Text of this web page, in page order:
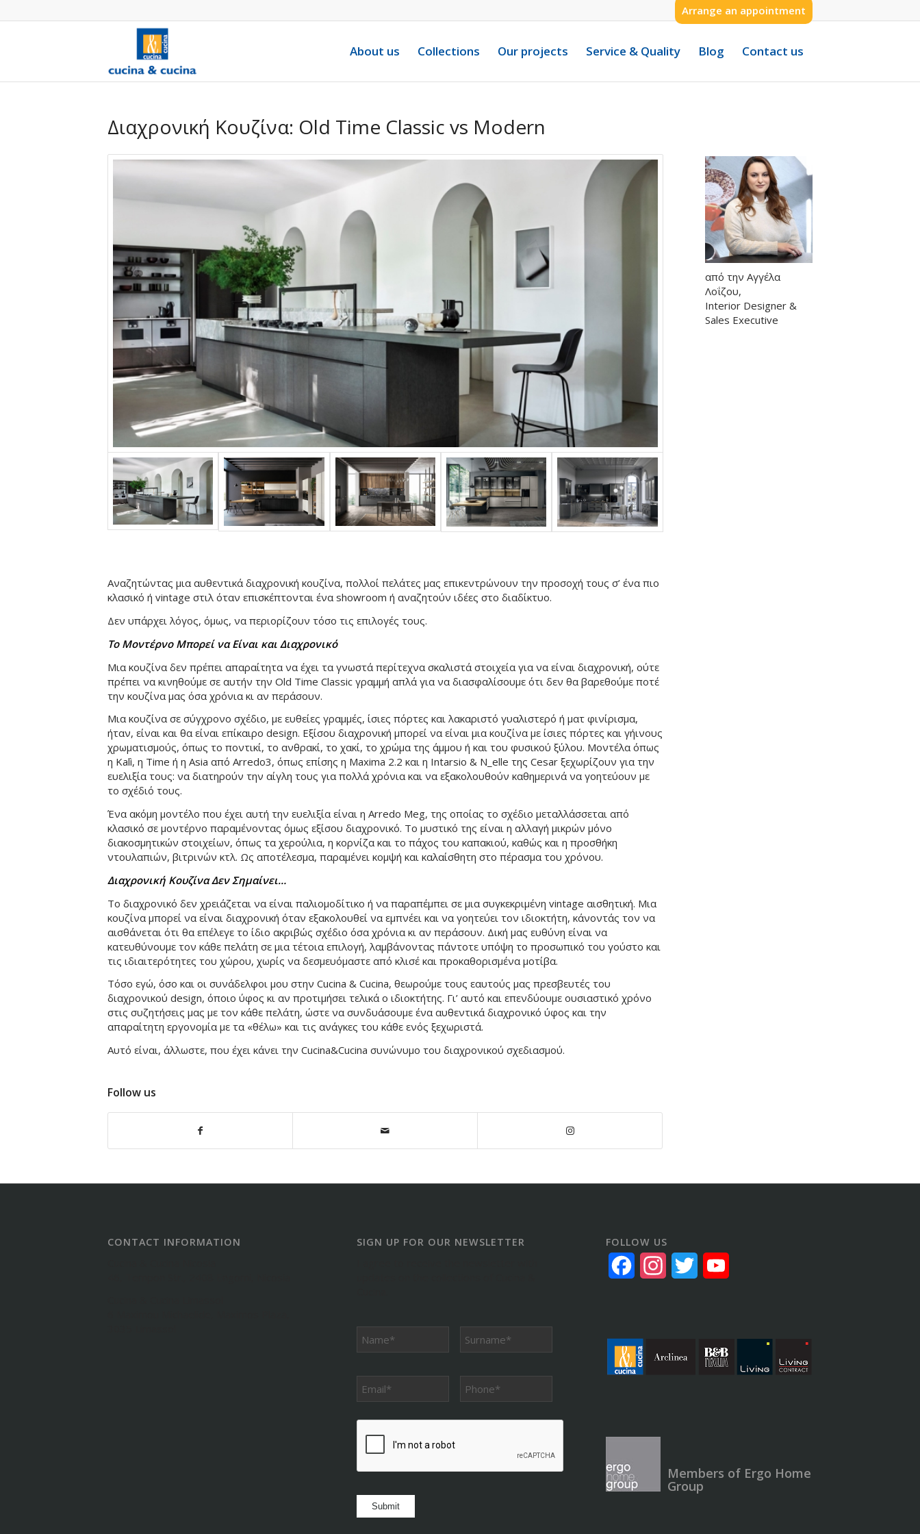
Arrange an appointment
About us Collections Our projects Service & Quality Blog Contact us
Διαχρονική Κουζίνα: Old Time Classic vs Modern
Αναζητώντας μια αυθεντικά διαχρονική κουζίνα, πολλοί πελάτες μας επικεντρώνουν την προσοχή τους σ’ ένα πιο
κλασικό ή vintage στιλ όταν επισκέπτονται ένα showroom ή αναζητούν ιδέες στο διαδίκτυο.
Δεν υπάρχει λόγος, όμως, να περιορίζουν τόσο τις επιλογές τους.
Το Μοντέρνο Μπορεί να Είναι και Διαχρονικό
Μια κουζίνα δεν πρέπει απαραίτητα να έχει τα γνωστά περίτεχνα σκαλιστά στοιχεία για να είναι διαχρονική, ούτε
πρέπει να κινηθούμε σε αυτήν την Old Time Classic γραμμή απλά για να διασφαλίσουμε ότι δεν θα βαρεθούμε ποτέ
την κουζίνα μας όσα χρόνια κι αν περάσουν.
Μια κουζίνα σε σύγχρονο σχέδιο, με ευθείες γραμμές, ίσιες πόρτες και λακαριστό γυαλιστερό ή ματ φινίρισμα,
ήταν, είναι και θα είναι επίκαιρο design. Εξίσου διαχρονική μπορεί να είναι μια κουζίνα με ίσιες πόρτες και γήινους
χρωματισμούς, όπως το ποντικί, το ανθρακί, το χακί, το χρώμα της άμμου ή και του φυσικού ξύλου. Μοντέλα όπως
η Kalì, η Time ή η Asia από Arredo3, όπως επίσης η Maxima 2.2 και η Intarsio & N_elle της Cesar ξεχωρίζουν για την
ευελιξία τους: να διατηρούν την αίγλη τους για πολλά χρόνια και να εξακολουθούν καθημερινά να γοητεύουν με
το σχέδιό τους.
Ένα ακόμη μοντέλο που έχει αυτή την ευελιξία είναι η Arredo Meg, της οποίας το σχέδιο μεταλλάσσεται από
κλασικό σε μοντέρνο παραμένοντας όμως εξίσου διαχρονικό. Το μυστικό της είναι η αλλαγή μικρών μόνο
διακοσμητικών στοιχείων, όπως τα χερούλια, η κορνίζα και το πάχος του καπακιού, καθώς και η προσθήκη
ντουλαπιών, βιτρινών κτλ. Ως αποτέλεσμα, παραμένει κομψή και καλαίσθητη στο πέρασμα του χρόνου.
Διαχρονική Κουζίνα Δεν Σημαίνει…
Το διαχρονικό δεν χρειάζεται να είναι παλιομοδίτικο ή να παραπέμπει σε μια συγκεκριμένη vintage αισθητική. Μια
κουζίνα μπορεί να είναι διαχρονική όταν εξακολουθεί να εμπνέει και να γοητεύει τον ιδιοκτήτη, κάνοντάς τον να
αισθάνεται ότι θα επέλεγε το ίδιο ακριβώς σχέδιο όσα χρόνια κι αν περάσουν. Δική μας ευθύνη είναι να
κατευθύνουμε τον κάθε πελάτη σε μια τέτοια επιλογή, λαμβάνοντας πάντοτε υπόψη το προσωπικό του γούστο και
τις ιδιαιτερότητες του χώρου, χωρίς να δεσμευόμαστε από κλισέ και προκαθορισμένα μοτίβα.
Τόσο εγώ, όσο και οι συνάδελφοι μου στην Cucina & Cucina, θεωρούμε τους εαυτούς μας πρεσβευτές του
διαχρονικού design, όποιο ύφος κι αν προτιμήσει τελικά ο ιδιοκτήτης. Γι’ αυτό και επενδύουμε ουσιαστικό χρόνο
στις συζητήσεις μας με τον κάθε πελάτη, ώστε να συνδυάσουμε ένα αυθεντικά διαχρονικό ύφος και την
απαραίτητη εργονομία με τα «θέλω» και τις ανάγκες του κάθε ενός ξεχωριστά.
Αυτό είναι, άλλωστε, που έχει κάνει την Cucina&Cucina συνώνυμο του διαχρονικού σχεδιασμού.
Follow us
από την Αγγέλα
Λοΐζου,
Interior Designer &
Sales Executive
CONTACT INFORMATION SIGN UP FOR OUR NEWSLETTER
Phone *
Submit
FOLLOW US
FacebookInstagram
Twitter
Members of Ergo Home
Group